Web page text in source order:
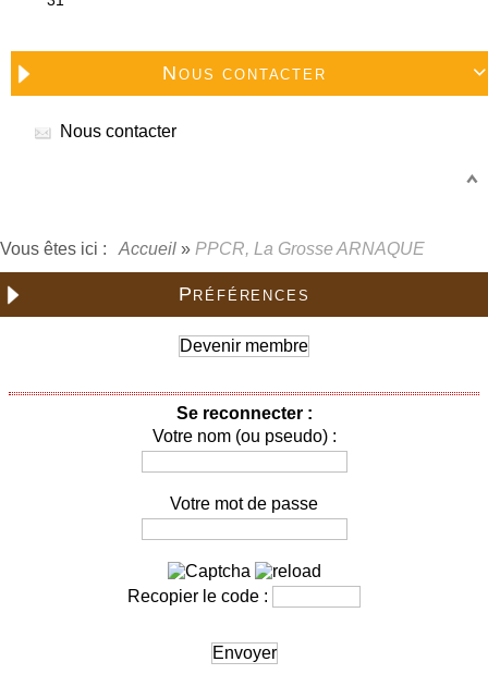

Nous contacter
Nous contacter
Vous êtes ici : Accueil » PPCR, La Grosse ARNAQUE
Préférences
Devenir membre
Se reconnecter :
Votre nom (ou pseudo) :
Votre mot de passe
Recopier le code :
Envoyer